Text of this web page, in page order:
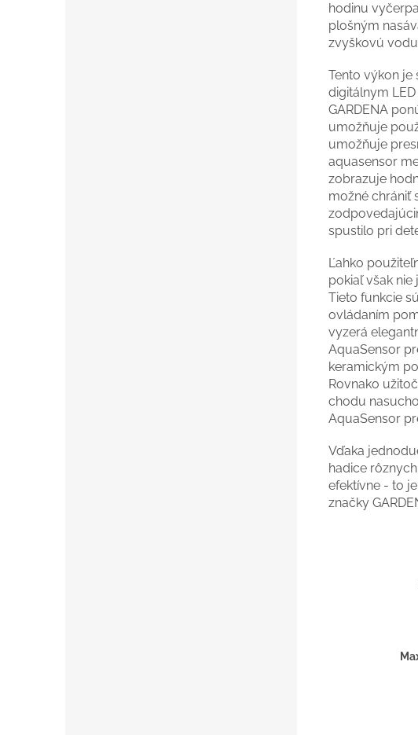
hodinu
plošným
zvyškovú
Tento výkon je
digitálnym
GARDENA
umožňuje
umožňuje
aquasensor
zobrazuje
možné chrániť
spustilo pri
Ľahko
pokiaľ však nie
Tieto funkcie
ovládaním
vyzerá
AquaSensor
keramickým
Rovnako
chodu
AquaSensor
Vďaka
hadice
efektívne - to
značky